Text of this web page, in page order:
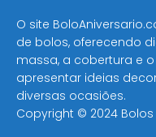
O site
de bolos, oferecendo
massa, a cobertura e
apresentar ideias
diversas ocasiões​.
Copyright © 2024